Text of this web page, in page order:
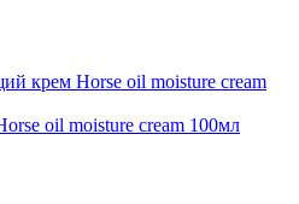
oil moisture cream 100мл